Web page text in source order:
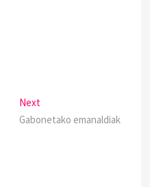
Next
Gabonetako emanaldiak